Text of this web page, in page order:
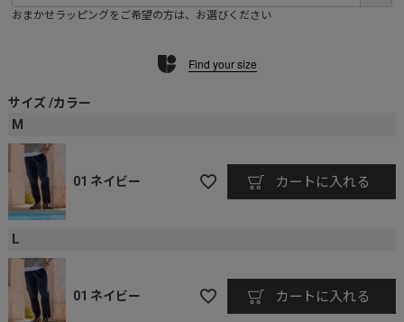
須
おまかせラッピングをご希望の方は、お選びください
Find your size
サイズ カラー
M
01 ネイビー カートに入れる
L
01 ネイビー カートに入れる